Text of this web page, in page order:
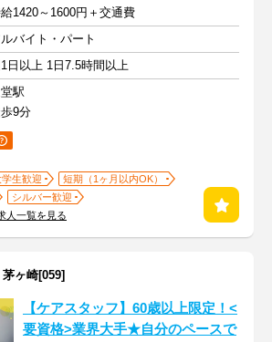
1420～1600円＋交通費
バイト・パート
日以上 1日7.5時間以上
駅
9分
学生歓迎
短期（1ヶ月以内OK）
シルバー歓迎
人一覧を見る
ヶ崎[059]
【ケアスタッフ】60歳以上限定！<
要資格>業界大手★自分のペースで